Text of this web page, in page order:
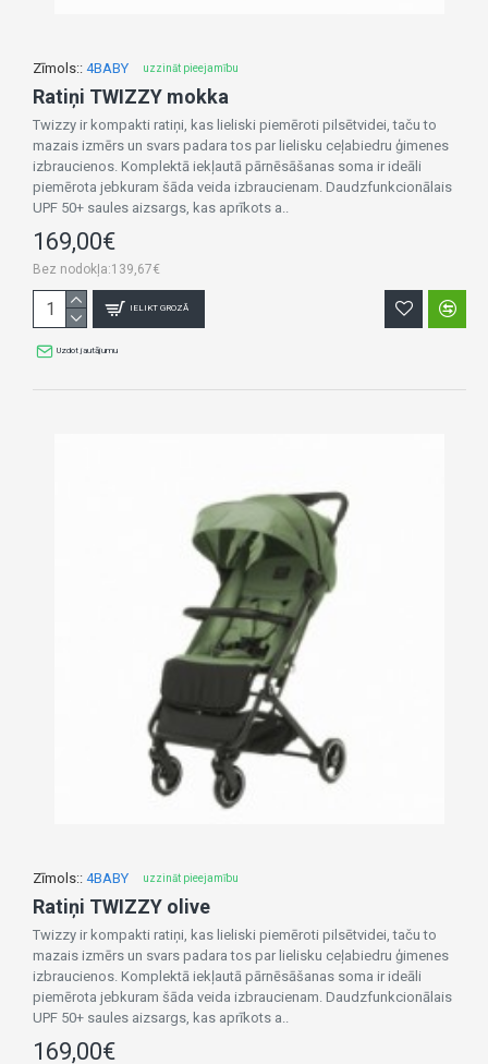
Zīmols:: 4BABY uzzināt pieejamību
Ratiņi TWIZZY mokka
Twizzy ir kompakti ratiņi, kas lieliski piemēroti pilsētvidei, taču to
mazais izmērs un svars padara tos par lielisku ceļabiedru ģimenes
izbraucienos. Komplektā iekļautā pārnēsāšanas soma ir ideāli
piemērota jebkuram šāda veida izbraucienam. Daudzfunkcionālais
UPF 50+ saules aizsargs, kas aprīkots a..
169,00€
Bez nodokļa:139,67€
IELIKT GROZĀ
Uzdot jautājumu
Zīmols:: 4BABY uzzināt pieejamību
Ratiņi TWIZZY olive
Twizzy ir kompakti ratiņi, kas lieliski piemēroti pilsētvidei, taču to
mazais izmērs un svars padara tos par lielisku ceļabiedru ģimenes
izbraucienos. Komplektā iekļautā pārnēsāšanas soma ir ideāli
piemērota jebkuram šāda veida izbraucienam. Daudzfunkcionālais
UPF 50+ saules aizsargs, kas aprīkots a..
169,00€